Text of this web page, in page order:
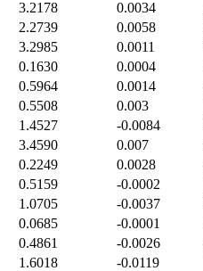
3.2178 0.0034
2.2739 0.0058
3.2985 0.0011
0.1630 0.0004
0.5964 0.0014
0.5508 0.003
1.4527 -0.0084
3.4590 0.007
0.2249 0.0028
0.5159 -0.0002
1.0705 -0.0037
0.0685 -0.0001
0.4861 -0.0026
1.6018 -0.0119